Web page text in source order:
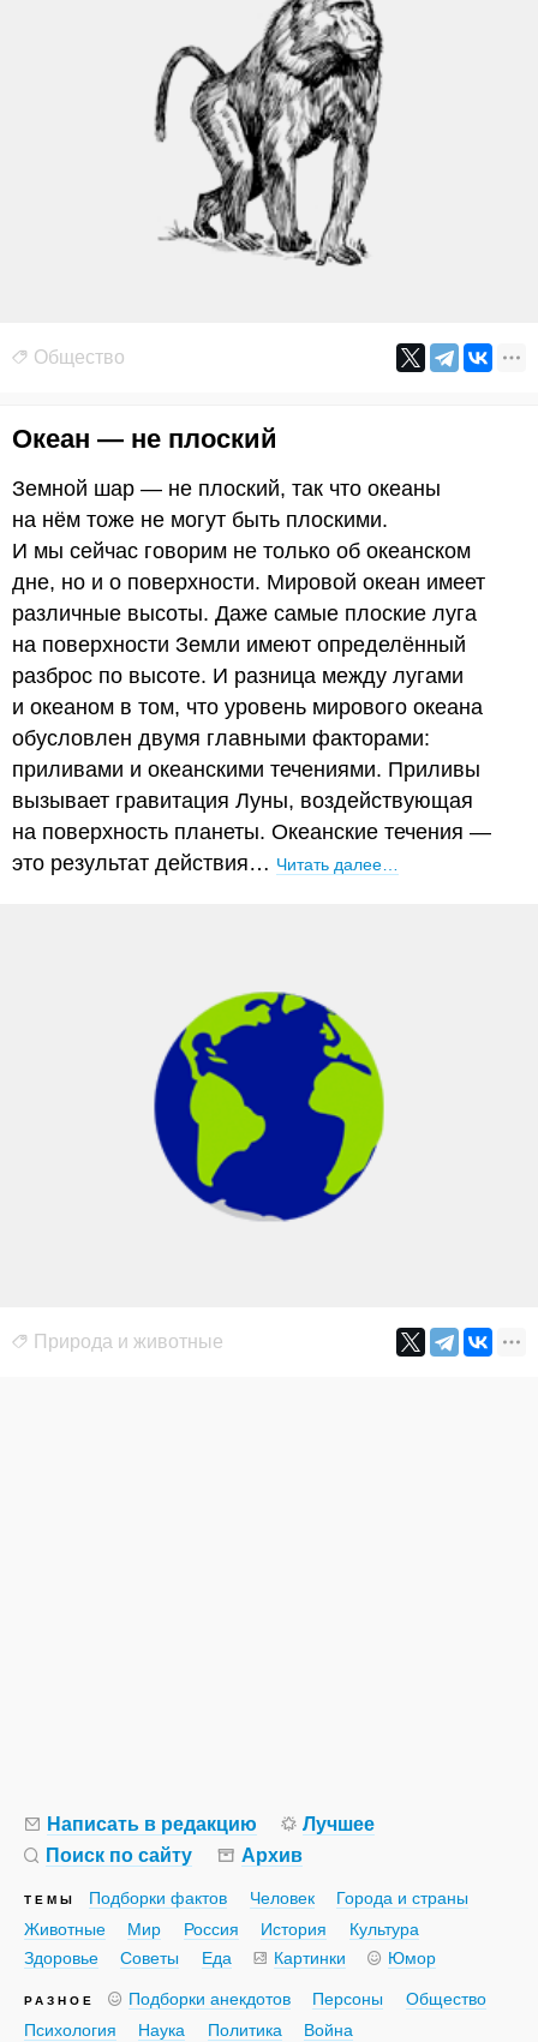
Общество
Океан — не плоский
Земной шар — не плоский, так что океаны
на нём тоже не могут быть плоскими.
И мы сейчас говорим не только об океанском
дне, но и о поверхности. Мировой океан имеет
различные высоты. Даже самые плоские луга
на поверхности Земли имеют определённый
разброс по высоте. И разница между лугами
и океаном в том, что уровень мирового океана
обусловлен двумя главными факторами:
приливами и океанскими течениями. Приливы
вызывает гравитация Луны, воздействующая
на поверхность планеты. Океанские течения —
это результат действия… Читать далее…
Природа и животные
Написать в редакцию
Лучшее
Поиск по сайту
Архив
ТЕМЫ Подборки фактов Человек
Города и страны
Животные
Мир Россия История
Культура
Здоровье
Советы Еда Картинки Юмор
РАЗНОЕ Подборки анекдотов Персоны
Общество
Психология
Наука Политика Война